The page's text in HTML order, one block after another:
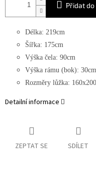
Přidat do
Délka: 219cm
Šířka: 175cm
Výška čela: 90cm
Výška rámu (bok): 30cm
Rozměry lůžka:
Detailní informace
ZEPTAT SE SDÍLET